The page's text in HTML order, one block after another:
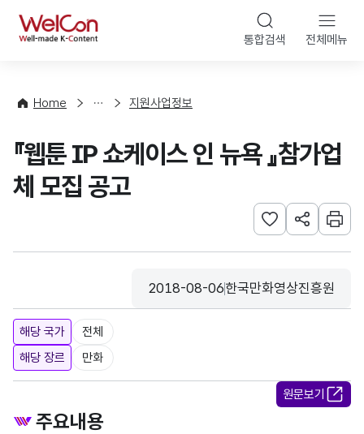
WelCon 통합검색 전체메뉴
Home
사
청
지원사업정보
『웹툰 IP 쇼케이스 인 뉴욕 』참가업
체 모집 공고
관심사 등록하기
URL 공유하
인쇄
등록일
2018-08-06
수집기관
한국만화영상진흥원
해당 국가
전체
해당 장르
만화
원문보기
주요내용